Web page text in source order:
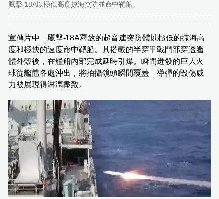
鷹擊-18A以極低高度掠海突防並命中靶船。
宣傳片中，鷹擊-18A釋放的超音速突防體以極低的掠海高
度和極快的速度命中靶船。其搭載的半穿甲戰鬥部穿透艦
體外殼後，在艦船內部完成延時引爆。瞬間迸發的巨大火
球從艦體各處沖出，將拍攝鏡頭瞬間覆蓋，導彈的毀傷威
力被展現得淋漓盡致。